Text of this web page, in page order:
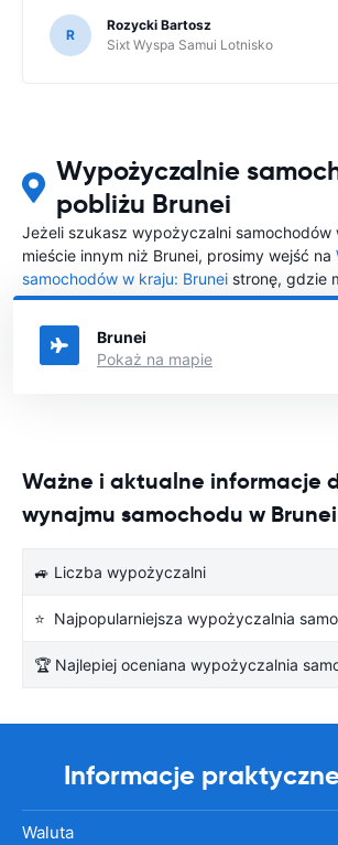
R
Rozycki Bartosz
Sixt Wyspa Samui Lotnisko
Wypożyczalnie
pobliżu Brunei
Jeżeli szukasz wypożyczalni samochodów
mieście innym niż Brunei, prosimy wejść na
samochodów w kraju: Brunei stronę, gdzie
którym mieście w Brunei chciałabyś
Brunei
Pokaż na mapie
Ważne i aktualne informacje
wynajmu samochodu w
🚙 Liczba wypożyczalni
⭐ Najpopularniejsza wypożyczalnia
🏆 Najlepiej oceniana wypożyczalnia
Informacje
Waluta